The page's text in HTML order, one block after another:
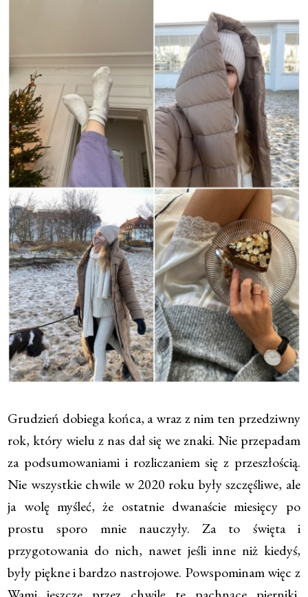
Grudzień dobiega końca, a wraz z nim ten przedziwny
rok, który wielu z nas dał się we znaki. Nie przepadam
za podsumowaniami i rozliczaniem się z przeszłością.
Nie wszystkie chwile w 2020 roku były szczęśliwe, ale
ja wolę myśleć, że ostatnie dwanaście miesięcy po
prostu sporo mnie nauczyły. Za to święta i
przygotowania do nich, nawet jeśli inne niż kiedyś,
były piękne i bardzo nastrojowe. Powspominam więc z